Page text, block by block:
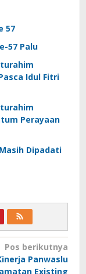
57
57 Palu
Idul Fitri
Perayaan
Dipadati
Pos berikutnya
Panwaslu
Existing